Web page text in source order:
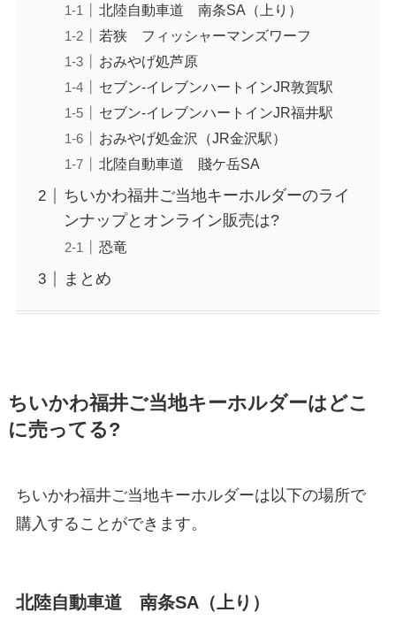
北陸自動車道 南条SA（上り）
若狭 フィッシャーマンズワーフ
おみやげ処芦原
セブン-イレブンハートインJR敦賀駅
セブン-イレブンハートインJR福井駅
おみやげ処金沢（JR金沢駅）
北陸自動車道 賤ケ岳SA
ちいかわ福井ご当地キーホルダーのライ
ンナップとオンライン販売は?
恐竜
まとめ
ちいかわ福井ご当地キーホルダーはどこ
に売ってる?
ちいかわ福井ご当地キーホルダーは以下の場所で
購入することができます。
北陸自動車道 南条SA（上り）